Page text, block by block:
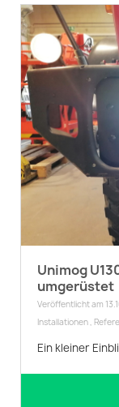
Unimog
umgerüstet
Veröffentlicht am
Installationen,
Ein kleiner